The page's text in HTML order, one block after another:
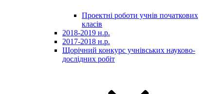
Проектні роботи учнів початкових
класів
2018-2019 н.р.
2017-2018 н.р.
Щорічний конкурс учнівських науково-
дослідних робіт